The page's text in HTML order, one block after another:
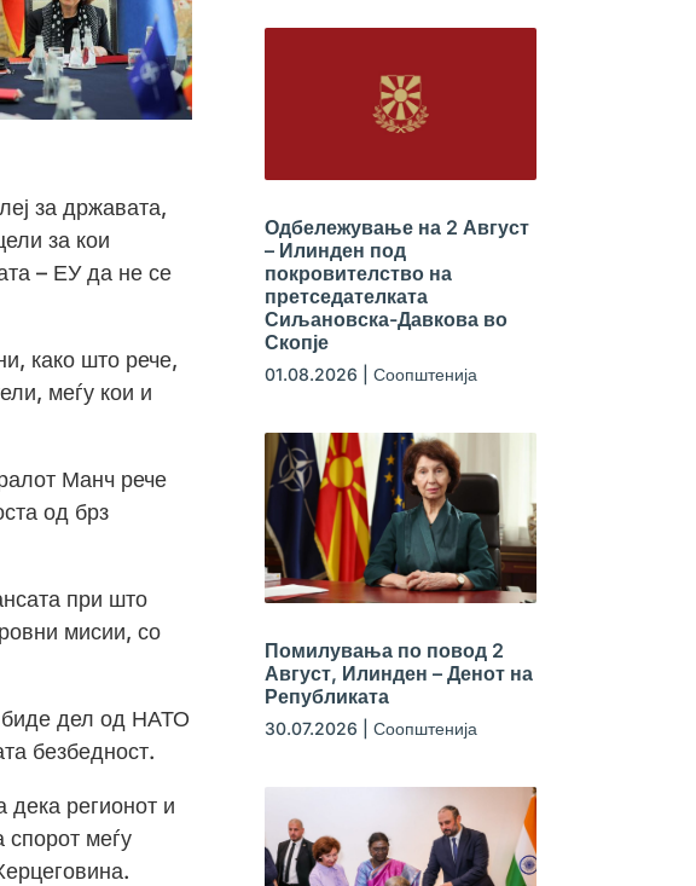
за државата,
за кои
– ЕУ да не се
како што рече,
меѓу кои и
Манч рече
од брз
при што
мисии, со
биде дел од НАТО
безбедност.
дека регионот и
спорот меѓу
Одбележување на 2 Август
– Илинден под
покровителство на
претседателката
Сиљановска-Давкова во
Скопје
01.08.2026 Соопштенија
Помилувања по повод 2
Август, Илинден – Денот на
Републиката
30.07.2026 Соопштенија